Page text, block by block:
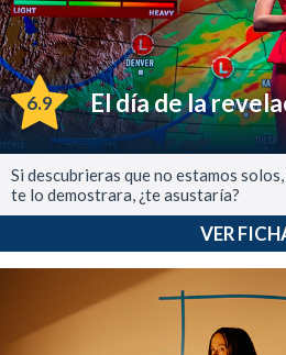
6.9 El día de la
Si descubrieras que no estamos
te lo demostrara, ¿te asustaría?
VER